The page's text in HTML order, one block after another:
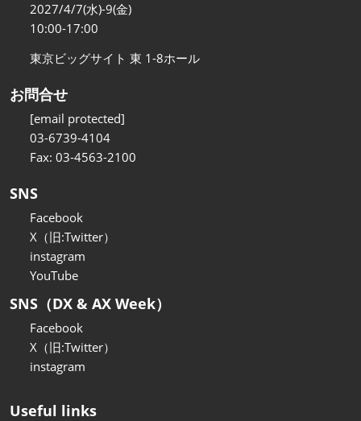
2027/4/7(水)-9(金)
10:00-17:00
東京ビッグサイト 東 1-8ホール
お問合せ
[email protected]
03-6739-4104
Fax: 03-4563-2100
SNS
Facebook
X（旧:Twitter）
instagram
YouTube
SNS（DX & AX Week）
Facebook
X（旧:Twitter）
instagram
Useful links